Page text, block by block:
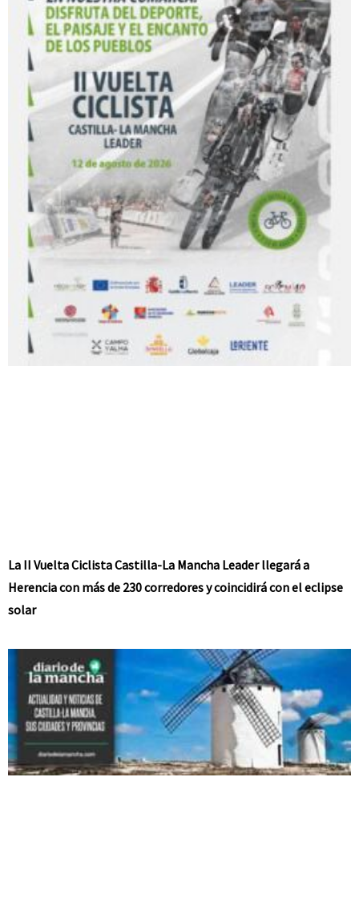
La II Vuelta Ciclista Castilla-La Mancha Leader llegará a
Herencia con más de 230 corredores y coincidirá con el eclipse
solar